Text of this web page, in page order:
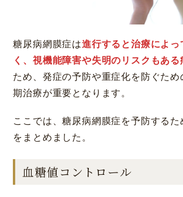
糖尿病網膜症は進行すると治療によっ
く、視機能障害や失明のリスクもある
ため、発症の予防や重症化を防ぐた
期治療が重要となります。
ここでは、糖尿病網膜症を予防するた
をまとめました。
血糖値コントロール